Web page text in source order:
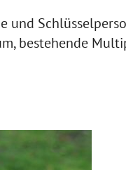
und
bestehende